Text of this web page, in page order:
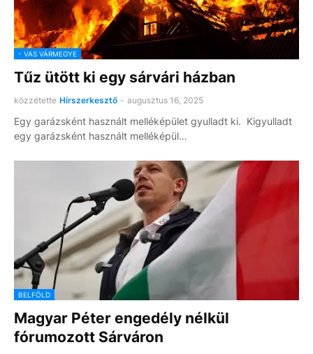
- VAS VÁRMEGYE
Tűz ütött ki egy sárvári házban
közzétette Hírszerkesztő - augusztus 16, 2025
Egy garázsként használt melléképület gyulladt ki. Kigyulladt
egy garázsként használt melléképül…
BELFÖLD
Magyar Péter engedély nélkül
fórumozott Sárváron